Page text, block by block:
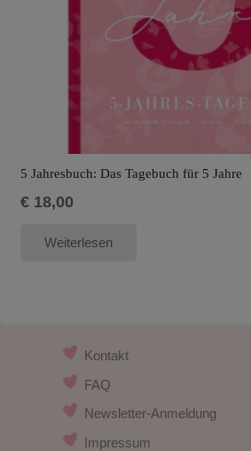
5 Jahresbuch: Das Tagebuch für 5 Jahre
€18,00
Weiterlesen
Kontakt
FAQ
Newsletter-Anmeldung
Impressum